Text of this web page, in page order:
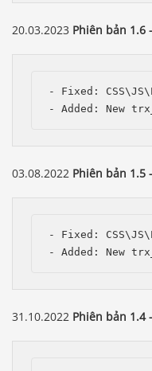
20.03.2023 Phiên bản 1.6
- Fixed:
- Added: New
03.08.2022 Phiên bản 1.5
- Fixed:
- Added: New
31.10.2022 Phiên bản 1.4